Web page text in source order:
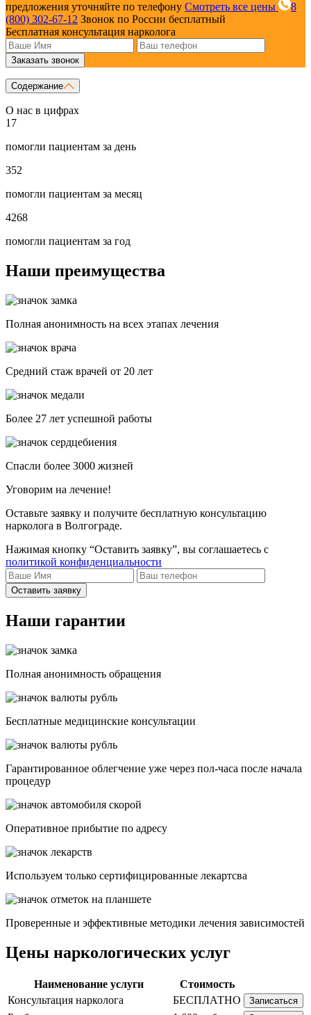
предложения уточняйте по телефону Смотреть все цены
8
(800) 302-67-12 Звонок по России бесплатный
Бесплатная консультация нарколога
Заказать звонок
Содержание
О нас в цифрах
17
помогли пациентам за день
352
помогли пациентам за месяц
4268
помогли пациентам за год
Наши преимущества
Полная анонимность на всех этапах лечения
Средний стаж врачей от 20 лет
Более 27 лет успешной работы
Спасли более 3000 жизней
Уговорим на лечение!
Оставьте заявку и получите бесплатную консультацию
нарколога в Волгограде.
Нажимая кнопку “Оставить заявку”, вы соглашаетесь с
политикой конфиденциальности
Оставить заявку
Наши гарантии
Полная анонимность обращения
Бесплатные медицинские консультации
Гарантированное облегчение уже через пол-часа после начала
процедур
Опеpативное прибытие по адресу
Используем только сертифицированные лекартсва
Проверенные и эффективные методики лечения зависимостей
Цены наркологических услуг
Наименование услуги
Стоимость
Консультация нарколога
БЕСПЛАТНО Записаться